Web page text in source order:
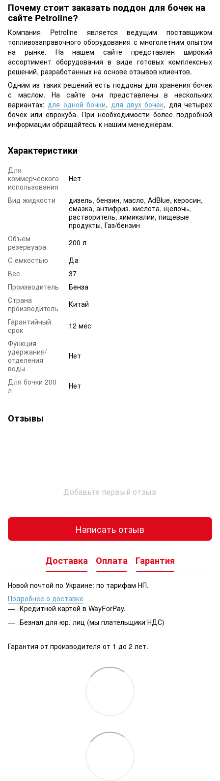
Почему стоит заказать поддон для бочек на
сайте Petroline?
Компания Petroline является ведущим поставщиком
топливозаправочного оборудования с многолетним опытом
на рынке. На нашем сайте представлен широкий
ассортимент оборудования в виде готовых комплексных
решений, разработанных на основе отзывов клиентов.
Одним из таких решений есть поддоны для хранения бочек
с маслом. На сайте они представлены в нескольких
вариантах:для одной бочки, для двух бочек, для четырех
бочек или еврокуба. При необходимости более подробной
информации обращайтесь к нашим менеджерам.
Характеристики
Для
коммерческого
использования
Нет
Вид жидкости
дизель, бензин, масло, AdBlue, керосин,
смазка, антифриз, кислота, щелочь,
растворитель, химикалии, пищевые
продукты, Газ/бензин
Объем
резервуара
200 л
C емкостью
Да
Вес
37
Производитель
Бенза
Страна
производитель
Китай
Гарантийный
срок
12 мес
Функция
удержания/
отделения
воды
Нет
Для бочки 200
л
Нет
Отзывы
Добавьте первый отзыв
Написать отзыв
Доставка Оплата Гарантия
Новой почтой по Украине: по тарифам НП.
Подробнее о доставке
Кредитной картой в WayForPay.
Безнал для юр. лиц (мы плательщики НДС)
Гарантия от производителя от 1 до 2 лет.